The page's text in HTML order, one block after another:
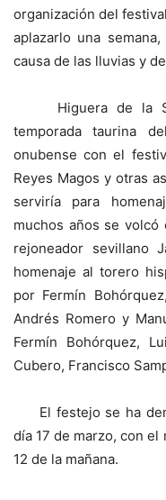
organización del
aplazarlo una
causa de las lluvias y
Higuera de la
temporada taurina
onubense con el
Reyes Magos y otras
serviría para
muchos años se
rejoneador sevillano
homenaje al torero
por Fermín
Andrés Romero y
Fermín Bohórquez,
Cubero, Francisco
El festejo se ha
día 17 de marzo, con
12 de la mañana.